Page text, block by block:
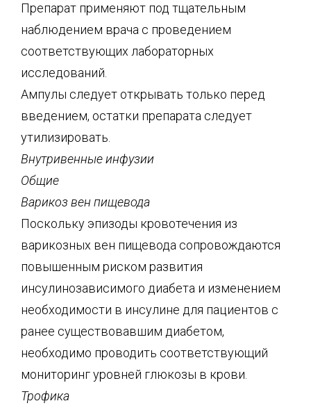
Препарат применяют под тщательным
наблюдением врача с проведением
соответствующих лабораторных
исследований.
Ампулы следует открывать только перед
введением, остатки препарата следует
утилизировать.
Внутривенные инфузии
Общие
Варикоз вен пищевода
Поскольку эпизоды кровотечения из
варикозных вен пищевода сопровождаются
повышенным риском развития
инсулинозависимого диабета и изменением
необходимости в инсулине для пациентов с
ранее существовавшим диабетом,
необходимо проводить соответствующий
мониторинг уровней глюкозы в крови.
Трофика